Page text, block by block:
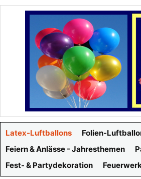
Latex-Luftballons Folien-
Feiern & Anlässe - Jahresthemen
Fest- & Partydekoration